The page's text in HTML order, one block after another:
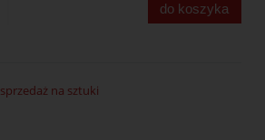
do koszyka
na sztuki